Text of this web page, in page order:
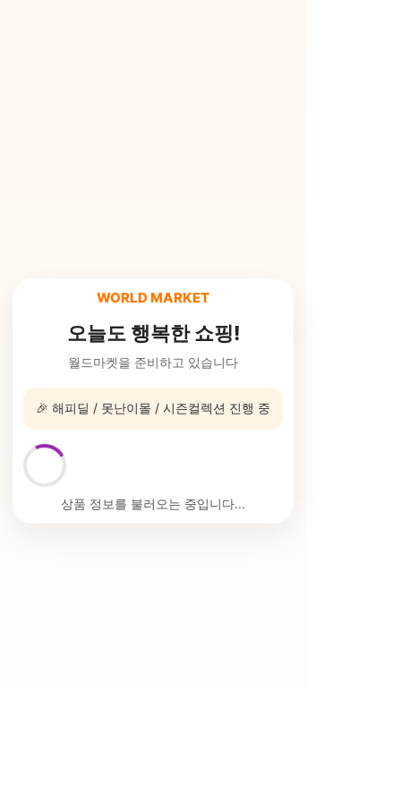
WORLD MARKET
오늘도 행복한 쇼핑!
월드마켓을 준비하고 있습니다
🎉 해피딜 / 못난이몰 / 시즌컬렉션 진행 중
상품 정보를 불러오는 중입니다...